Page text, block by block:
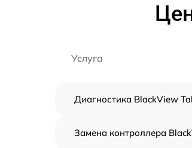
Услуга
Диагностика BlackView
Замена контроллера